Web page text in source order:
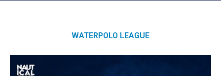
WATERPOLO LEAGUE